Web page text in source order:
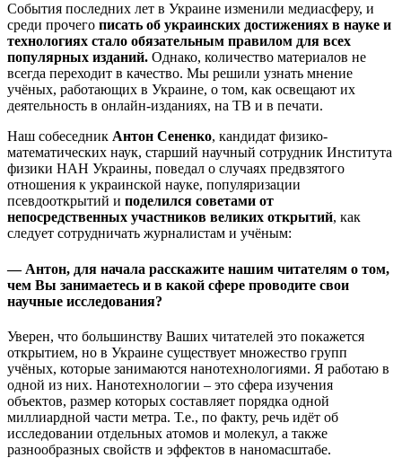
­События последних лет в Украине изменили медиасферу, и
среди прочего писать об украинских достижениях в науке и
технологиях стало обязательным правилом для всех
популярных изданий. Однако, количество материалов не
всегда переходит в качество. Мы решили узнать мнение
учёных, работающих в Украине, о том, как освещают их
деятельность в онлайн-изданиях, на ТВ и в печати.
Наш собеседник Антон Сененко, кандидат физико-
математических наук, старший научный сотрудник Института
физики НАН Украины, поведал о случаях предвзятого
отношения к украинской науке, популяризации
псевдооткрытий и поделился советами от
непосредственных участников великих открытий, как
следует сотрудничать журналистам и учёным:
— Антон, для начала расскажите нашим читателям о том,
чем Вы занимаетесь и в какой сфере проводите свои
научные исследования?
Уверен, что большинству Ваших читателей это покажется
открытием, но в Украине существует множество групп
учёных, которые занимаются нанотехнологиями. Я работаю в
одной из них. Нанотехнологии – это сфера изучения
объектов, размер которых составляет порядка одной
миллиардной части метра. Т.е., по факту, речь идёт об
исследовании отдельных атомов и молекул, а также
разнообразных свойств и эффектов в наномасштабе.